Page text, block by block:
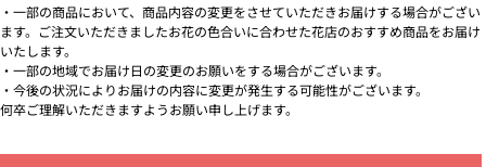
・一部の商品において、商品内容の変更をさせていただきお届けする場合がござい
ます。ご注文いただきましたお花の色合いに合わせた花店のおすすめ商品をお届け
いたします。
・一部の地域でお届け日の変更のお願いをする場合がございます。
・今後の状況によりお届けの内容に変更が発生する可能性がございます。
何卒ご理解いただきますようお願い申し上げます。